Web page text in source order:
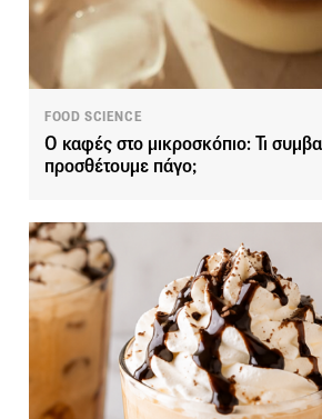
FOOD SCIENCE
Ο καφές στο μικροσκόπιο: Τι
προσθέτουμε πάγο;